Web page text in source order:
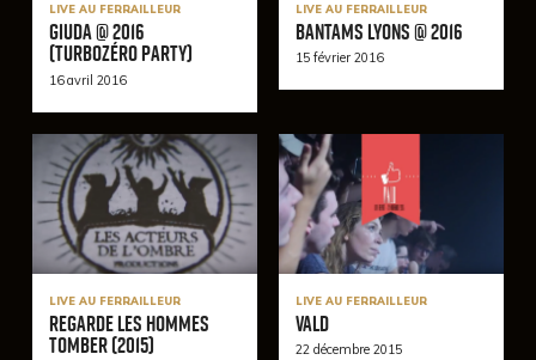
LIVE AU FERRAILLEUR
Giuda @ 2016
(TurboZéro Party)
16 avril 2016
LIVE AU FERRAILLEUR
Bantams Lyons @ 2016
15 février 2016
LIVE AU FERRAILLEUR
Regarde Les Hommes
Tomber (2015)
LIVE AU FERRAILLEUR
Vald
22 décembre 2015